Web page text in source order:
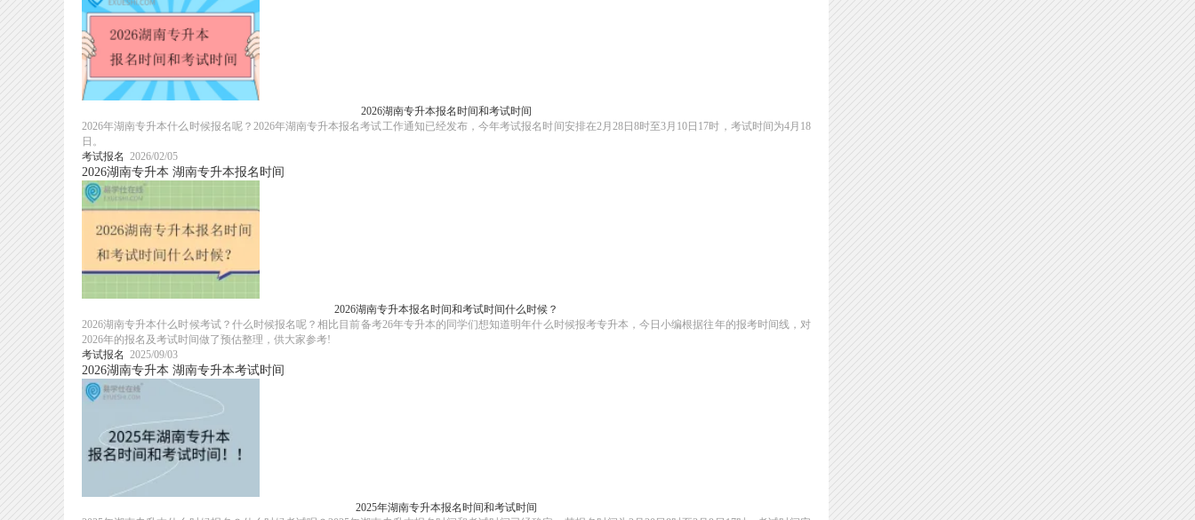
2026湖南专升本报名时间和考试时间
2026年湖南专升本什么时候报名呢？2026年湖南专升本报名考试工作通知已经发布，今年考试报名时间安排在2月28日8时至3月10日17时，考试时间为4月18
日。
考试报名 2026/02/05
2026湖南专升本 湖南专升本报名时间
2026湖南专升本报名时间和考试时间什么时候？
2026湖南专升本什么时候考试？什么时候报名呢？相比目前备考26年专升本的同学们想知道明年什么时候报考专升本，今日小编根据往年的报考时间线，对
2026年的报名及考试时间做了预估整理，供大家参考!
考试报名 2025/09/03
2026湖南专升本 湖南专升本考试时间
2025年湖南专升本报名时间和考试时间